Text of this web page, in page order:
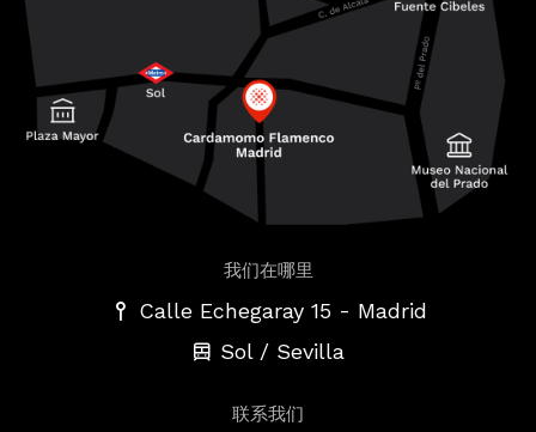
我们在哪里
Calle Echegaray 15 - Madrid
Sol / Sevilla
联系我们